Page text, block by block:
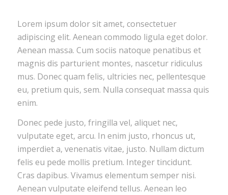
Lorem ipsum dolor sit amet, consectetuer
adipiscing elit. Aenean commodo ligula eget dolor.
Aenean massa. Cum sociis natoque penatibus et
magnis dis parturient montes, nascetur ridiculus
mus. Donec quam felis, ultricies nec, pellentesque
eu, pretium quis, sem. Nulla consequat massa quis
enim.
Donec pede justo, fringilla vel, aliquet nec,
vulputate eget, arcu. In enim justo, rhoncus ut,
imperdiet a, venenatis vitae, justo. Nullam dictum
felis eu pede mollis pretium. Integer tincidunt.
Cras dapibus. Vivamus elementum semper nisi.
Aenean vulputate eleifend tellus. Aenean leo